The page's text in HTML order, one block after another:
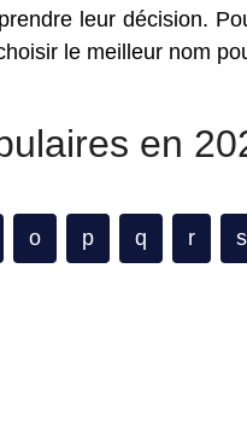
leur décision.
le meilleur nom
en
o p q r s